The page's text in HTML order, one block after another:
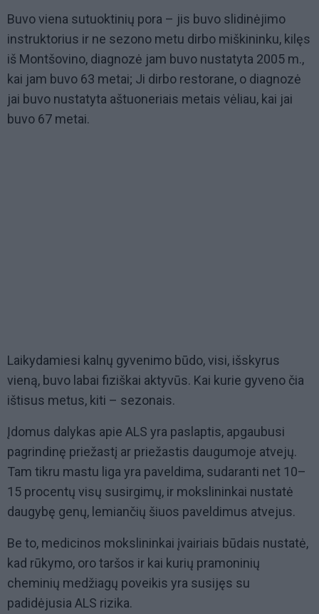
Buvo viena sutuoktinių pora – jis buvo slidinėjimo
instruktorius ir ne sezono metu dirbo miškininku, kilęs
iš Montšovino, diagnozė jam buvo nustatyta 2005 m.,
kai jam buvo 63 metai; Ji dirbo restorane, o diagnozė
jai buvo nustatyta aštuoneriais metais vėliau, kai jai
buvo 67 metai.
Laikydamiesi kalnų gyvenimo būdo, visi, išskyrus
vieną, buvo labai fiziškai aktyvūs. Kai kurie gyveno čia
ištisus metus, kiti – sezonais.
Įdomus dalykas apie ALS yra paslaptis, apgaubusi
pagrindinę priežastį ar priežastis daugumoje atvejų.
Tam tikru mastu liga yra paveldima, sudaranti net 10–
15 procentų visų susirgimų, ir mokslininkai nustatė
daugybę genų, lemiančių šiuos paveldimus atvejus.
Be to, medicinos mokslininkai įvairiais būdais nustatė,
kad rūkymo, oro taršos ir kai kurių pramoninių
cheminių medžiagų poveikis yra susijęs su
padidėjusia ALS rizika.